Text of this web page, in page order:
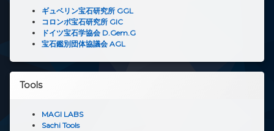
ギュベリン宝石研究所 GGL
コロンボ宝石研究所 GIC
ドイツ宝石学協会 D.Gem.G
宝石鑑別団体協議会 AGL
Tools
MAGI LABS
Sachi Tools